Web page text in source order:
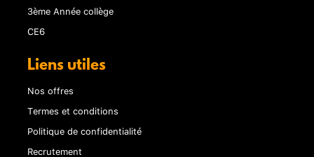
3ème Année collège
CE6
Liens utiles
Nos offres
Termes et conditions
Politique de confidentialité
Recrutement